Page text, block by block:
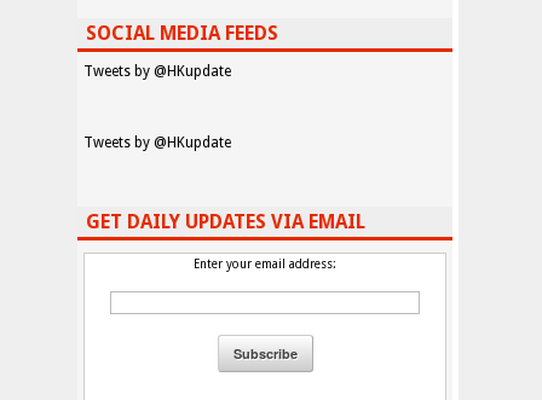
SOCIAL MEDIA FEEDS
Tweets by @HKupdate
Tweets by @HKupdate
GET DAILY UPDATES VIA EMAIL
Enter your email address: